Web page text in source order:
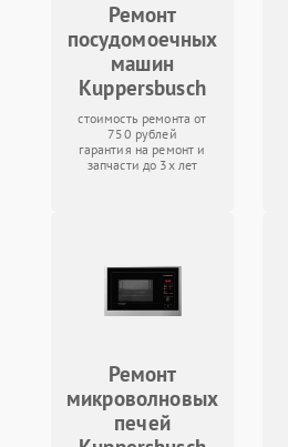
Ремонт
посудомоечных
машин
Kuppersbusch
стоимость ремонта от
750 рублей
гарантия на ремонт и
запчасти до 3х лет
Ремонт
микроволновых
печей